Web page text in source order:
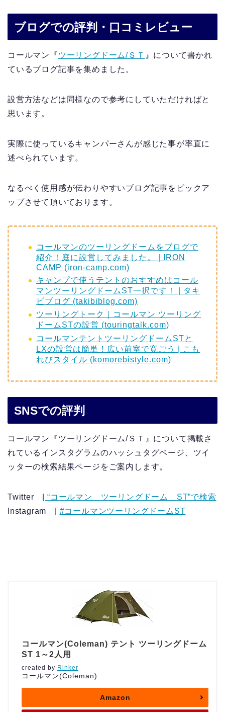
ブログでの評判・口コミレビュー
コールマン『ツーリングドーム/ＳＴ 』について書かれ
ているブログ記事を集めました。
設営方法などは同様なので参考にしていただければと
思います。
実際に使っているキャンパーさんが感じた事が率直に
述べられています。
なるべく使用感が伝わりやすいブログ記事をピックア
ップさせて頂いております。
コールマンのツーリングドームをブログで
紹介！庭に設営してみました。 | IRON
CAMP (iron-camp.com)
キャンプで使うテントのおすすめはコール
マンツーリングドームST一択です！ | タキ
ビブログ (takibiblog.com)
ツーリングトーク｜コールマン ツーリング
ドームSTの設営 (touringtalk.com)
コールマンテントツーリングドームSTと
LXの設営は簡単！広い前室で寛ごう | こも
れびスタイル (komorebistyle.com)
SNSでの評判
コールマン『ツーリングドーム/ＳＴ』について掲載さ
れているインスタグラムのハッシュタグページ、ツイ
ッターの検索結果ページをご案内します。
Twitter |
“コールマン ツーリングドーム ST”で検索
Instagram | #コールマンツーリングドームST
コールマン(Coleman) テント ツーリングドーム
ST 1～2人用
created by Rinker
コールマン(Coleman)
Amazon